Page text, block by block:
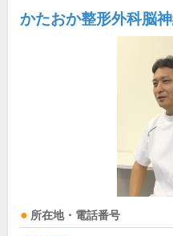
かたおか整形外科脳
所在地・電話番号